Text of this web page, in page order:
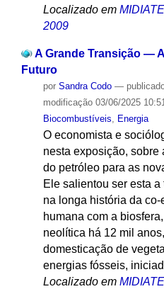
Localizado em
2009
A Grande Transição —
Futuro
por Sandra Codo —
modificação03/06/2025 10:51
Biocombustíveis
Energia
O economista e
nesta exposição, sobre
do petróleo para as
Ele salientou ser esta
na longa história da
humana com a
neolítica há 12 mil
domesticação de
energias fósseis,
Localizado em